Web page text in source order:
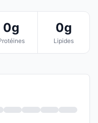
0g 0g
Lipides